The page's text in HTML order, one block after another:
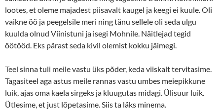
lootes, et oleme majadest piisavalt kaugel ja keegi ei kuule. Oli
vaikne öö ja peegelsile meri ning tänu sellele oli seda ulgu
kuulda olnud Viinistuni ja isegi Mohnile. Näitlejad tegid
öötööd. Eks pärast seda kivil olemist kokku jäimegi.
Teel sinna tuli meile vastu üks põder, keda viiskalt tervitasime.
Tagasiteel aga astus meile rannas vastu umbes meiepikkune
luik, ajas oma kaela sirgeks ja kluugutas midagi. Ülisuur luik.
Ütlesime, et just lõpetasime. Siis ta läks minema.